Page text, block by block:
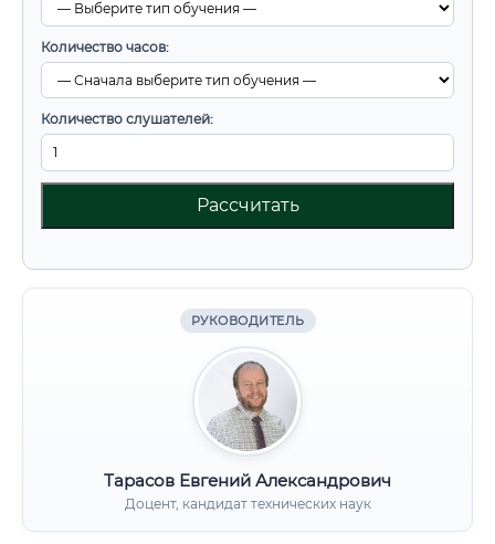
Количество часов:
Количество слушателей:
Рассчитать
РУКОВОДИТЕЛЬ
Тарасов Евгений Александрович
Доцент, кандидат технических наук